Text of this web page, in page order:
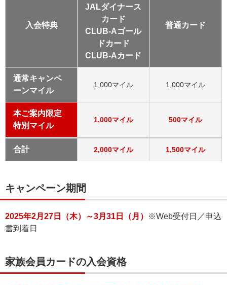
入会特典
JALダイナース
カード
CLUB-Aゴール
ドカード
CLUB-Aカード
普通カード
通常キャンペ
ーンマイル
1,000マイル 1,000マイル
本ご案内限定
特別マイル
1,000マイル 500マイル
合計 2,000マイル 1,500マイル
キャンペーン期間
2025年2月27日（木）～3月31日（月）
※Web受付日／申込
書到着日
家族会員カードの入会資格